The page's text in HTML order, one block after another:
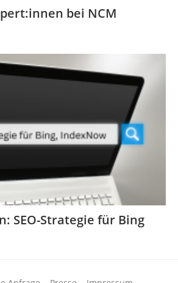
bei NCM
SEO-Strategie für Bing